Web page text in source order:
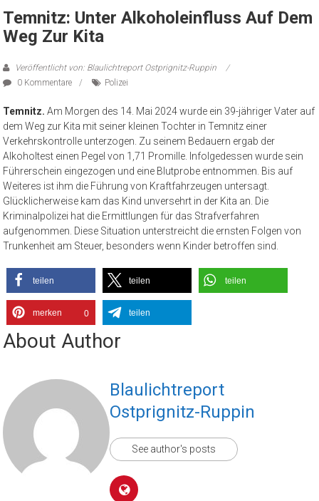
Temnitz: Unter Alkoholeinfluss Auf Dem
Weg Zur Kita
Veröffentlicht von: Blaulichtreport Ostprignitz-Ruppin
0 Kommentare
Polizei
Temnitz.Am Morgen des 14. Mai 2024 wurde ein 39-jähriger Vater auf
dem Weg zur Kita mit seiner kleinen Tochter in Temnitz einer
Verkehrskontrolle unterzogen. Zu seinem Bedauern ergab der
Alkoholtest einen Pegel von 1,71 Promille. Infolgedessen wurde sein
Führerschein eingezogen und eine Blutprobe entnommen. Bis auf
Weiteres ist ihm die Führung von Kraftfahrzeugen untersagt.
Glücklicherweise kam das Kind unversehrt in der Kita an. Die
Kriminalpolizei hat die Ermittlungen für das Strafverfahren
aufgenommen. Diese Situation unterstreicht die ernsten Folgen von
Trunkenheit am Steuer, besonders wenn Kinder betroffen sind.
teilen teilen teilen
merken 0 teilen
About Author
Blaulichtreport
Ostprignitz-Ruppin
See author's posts